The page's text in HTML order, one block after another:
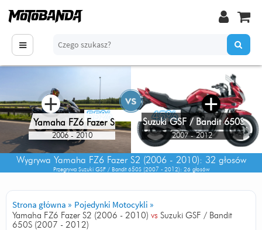
55% 45%
Yamaha FZ6 Fazer S2
2006 - 2010
+
Suzuki GSF / Bandit 650S
2007 - 2012
+
Wygrywa Yamaha FZ6 Fazer S2 (2006 - 2010): 32 głosów
Przegrywa Suzuki GSF / Bandit 650S (2007 - 2012) : 26 głosów
Strona główna » Pojedynki Motocykli »
Yamaha FZ6 Fazer S2 (2006 - 2010) vs Suzuki GSF / Bandit
650S (2007 - 2012)